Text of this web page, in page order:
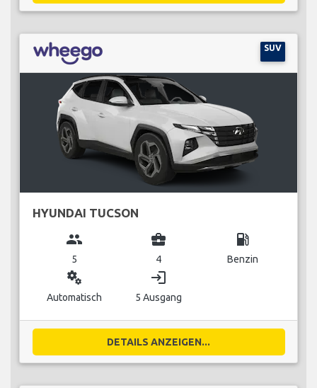
SUV
HYUNDAI TUCSON
group
5
business_center
4
local_gas_station
Benzin
miscellaneous_services
Automatisch
login
5 Ausgang
DETAILS ANZEIGEN...